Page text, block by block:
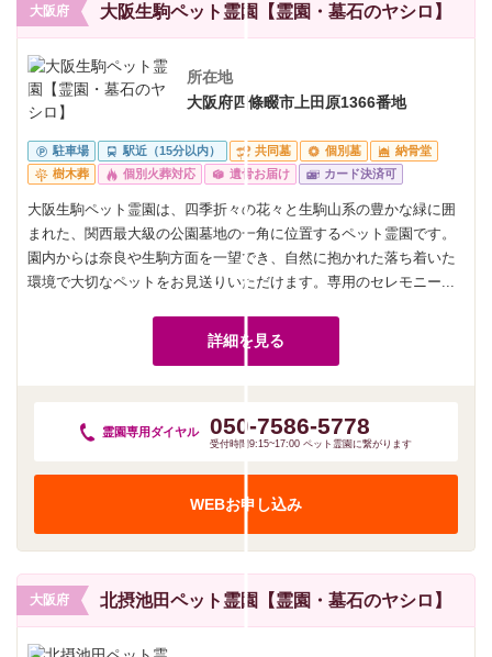
大阪府 大阪生駒ペット霊園【霊園・墓石のヤシロ】
所在地
大阪府四條畷市上田原1366番地
駐車場 駅近（15分以内） 共同墓 個別墓
納骨堂
樹木葬
個別火葬対応 遺骨お届け カード決済可
大阪生駒ペット霊園は、四季折々の花々と生駒山系の豊かな緑に囲
まれた、関西最大級の公園墓地の一角に位置するペット霊園です。
園内からは奈良や生駒方面を一望でき、自然に抱かれた落ち着いた
環境で大切なペットをお見送りいただけます。専用のセレモニー...
詳細を見る
霊園専用 ダイヤル 050-7586-5778
受付時間9:15~17:00 ペット霊園に繋がります
WEBお申し込み
大阪府 北摂池田ペット霊園【霊園・墓石のヤシロ】